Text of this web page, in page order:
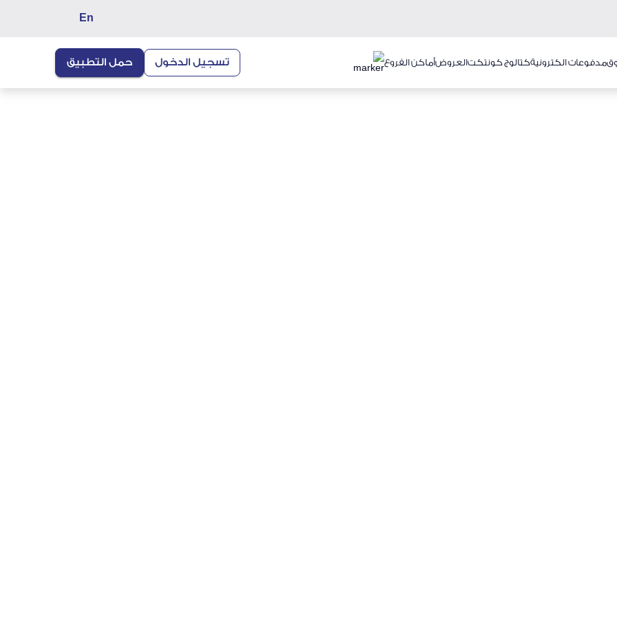
En
مدفوعات الكترونيةكتالوج كونتكتالعروضأماكن الفروع تسجيل الدخول حمل التطبيق